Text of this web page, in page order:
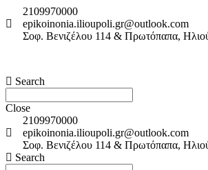
2109970000
epikoinonia.ilioupoli.gr@outlook.com
Σοφ. Βενιζέλου 114 & Πρωτόπαπα,
Search
Close
2109970000
epikoinonia.ilioupoli.gr@outlook.com
Σοφ. Βενιζέλου 114 & Πρωτόπαπα,
Search